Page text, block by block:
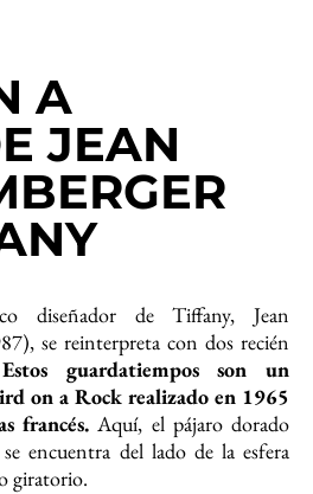
A
JEAN
diseñador de Tiffany, Jean
se reinterpreta con dos recién
Estos guardatiempos son un
on a Rock realizado en 1965
francés.Aquí, el pájaro dorado
encuentra del lado de la esfera
giratorio.